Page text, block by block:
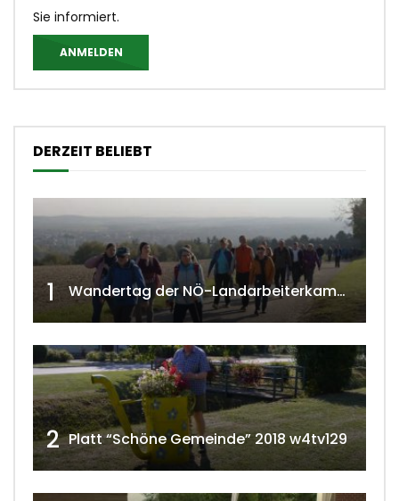
Sie informiert.
ANMELDEN
DERZEIT BELIEBT
1 Wandertag der NÖ-Landarbeiterkammer in Hollabrunn 2024
2 Platt “Schöne Gemeinde” 2018 w4tv129